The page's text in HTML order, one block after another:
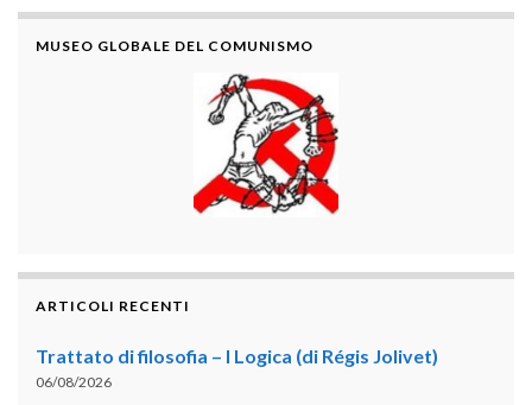
MUSEO GLOBALE DEL COMUNISMO
ARTICOLI RECENTI
Trattato di filosofia – I Logica (di Régis Jolivet)
06/08/2026